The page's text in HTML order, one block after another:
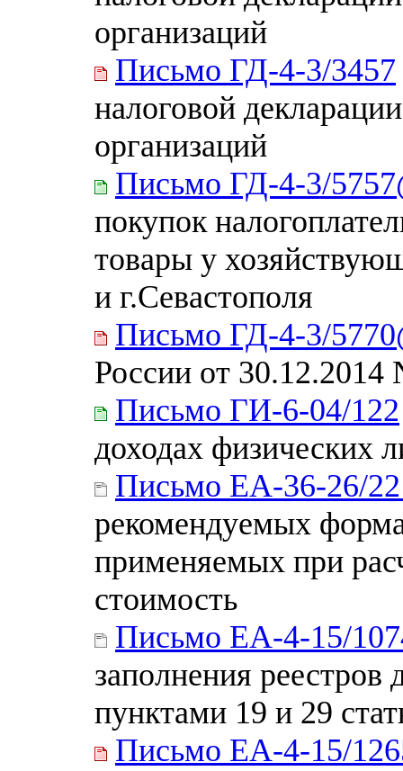
организаций
Письмо ГД-4-3/3457
налоговой
организаций
Письмо ГД-4-3/
покупок
товары у
и г.Севастополя
Письмо ГД-4-3/
России от
Письмо ГИ-6-04/122
доходах физических
Письмо ЕА-36-26/
рекомендуемых
применяемых при
стоимость
Письмо ЕА-4-15/
заполнения
пунктами 19 и 29
Письмо ЕА-4-15/